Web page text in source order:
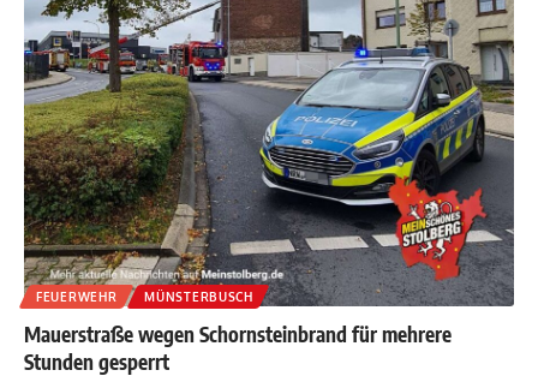
FEUERWEHR MÜNSTERBUSCH
Mauerstraße wegen Schornsteinbrand für mehrere
Stunden gesperrt